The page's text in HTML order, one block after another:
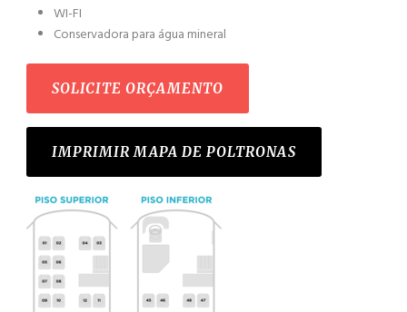
WI-FI
Conservadora para água mineral
SOLICITE ORÇAMENTO
IMPRIMIR MAPA DE POLTRONAS